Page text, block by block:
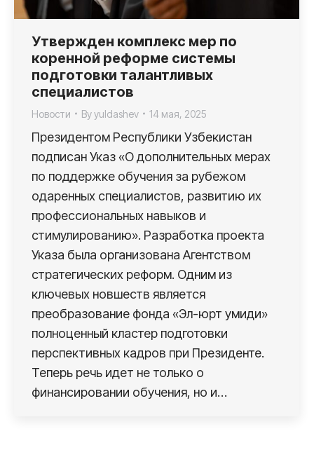
Утвержден комплекс мер по
коренной реформе системы
подготовки талантливых
специалистов
Новости Byyuldashev 14 мая, 2025
Президентом Республики Узбекистан
подписан Указ «О дополнительных мерах
по поддержке обучения за рубежом
одаренных специалистов, развитию их
профессиональных навыков и
стимулированию». Разработка проекта
Указа была организована Агентством
стратегических реформ. Одним из
ключевых новшеств является
преобразование фонда «Эл-юрт умиди»
полноценный кластер подготовки
перспективных кадров при Президенте.
Теперь речь идет не только о
финансировании обучения, но и…